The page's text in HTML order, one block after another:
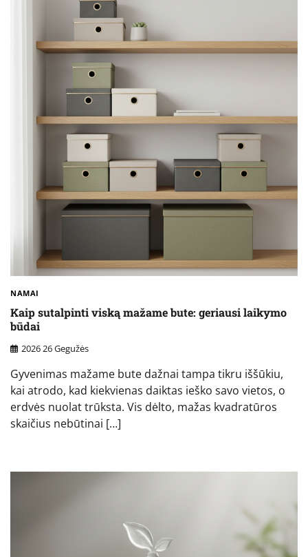
NAMAI
Kaip sutalpinti viską mažame bute: geriausi laikymo
būdai
2026 26 Gegužės
Gyvenimas mažame bute dažnai tampa tikru iššūkiu,
kai atrodo, kad kiekvienas daiktas ieško savo vietos, o
erdvės nuolat trūksta. Vis dėlto, mažas kvadratūros
skaičius nebūtinai […]